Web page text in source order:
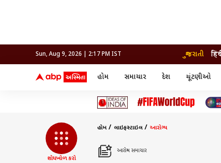
Sun, Aug 9, 2026 | 2:17 PM IST ગુજરાતી
હોમ સમાચાર
વડોદરા
જામનગર
અમદાવાદ
રાજનીતિ
દેશ ચૂંટણીઓ
વડોદરા
જામનગર
સુરત
બોલિવૂડ
બ્રાન્ડવાયર
શોધખોળ કરો
હોમ લાઇફસ્ટાઇલ આરોગ્ય
આરોગ્ય સમાચાર